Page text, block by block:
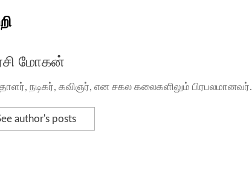
மோகன்
நடிகர், கவிஞர், என சகல கலைகளிலும் பிரபலமானவர்.
author's posts